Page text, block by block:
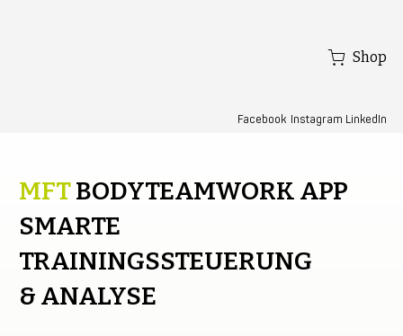
Facebook Instagram LinkedIn
Shop
MFTBODYTEAMWORK APP
SMARTE
TRAININGSSTEUERUNG
& ANALYSE